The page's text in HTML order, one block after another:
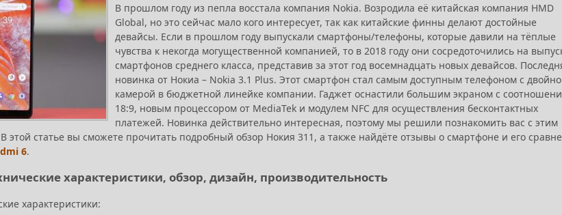
В прошлом году из пепла восстала компания Nokia. Возродила её китайская компания HMD
Global, но это сейчас мало кого интересует, так как китайские финны делают достойные
девайсы. Если в прошлом году выпускали смартфоны/телефоны, которые давили на тёплые
чувства к некогда могущественной компанией, то в 2018 году они сосредоточились на
смартфонов среднего класса, представив за этот год восемнадцать новых девайсов.
новинка от Нокиа – Nokia 3.1 Plus. Этот смартфон стал самым доступным телефоном с
камерой в бюджетной линейке компании. Гаджет оснастили большим экраном с
18:9, новым процессором от MediaTek и модулем NFC для осуществления бесконтактных
платежей. Новинка действительно интересная, поэтому мы решили познакомить вас с этим
этой статье вы сможете прочитать подробный обзор Нокия 311, а также найдёте отзывы о смартфоне и его
6.
характеристики, обзор, дизайн, производительность
характеристики: